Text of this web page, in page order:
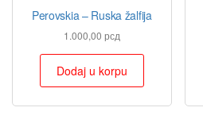
Perovskia – Ruska žalfija
1.000,00 рсд
Dodaj u korpu